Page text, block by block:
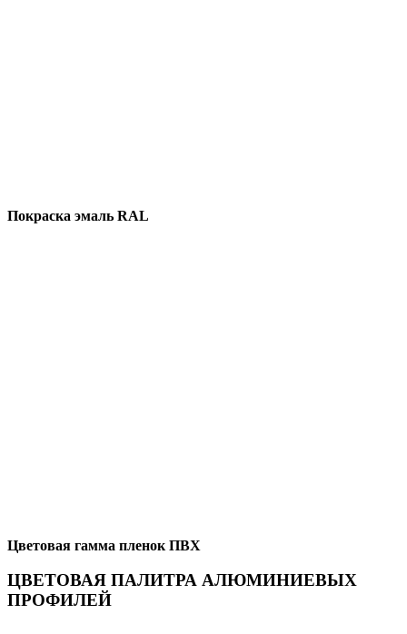
Покраска эмаль RAL
Цветовая гамма пленок ПВХ
ЦВЕТОВАЯ ПАЛИТРА АЛЮМИНИЕВЫХ
ПРОФИЛЕЙ